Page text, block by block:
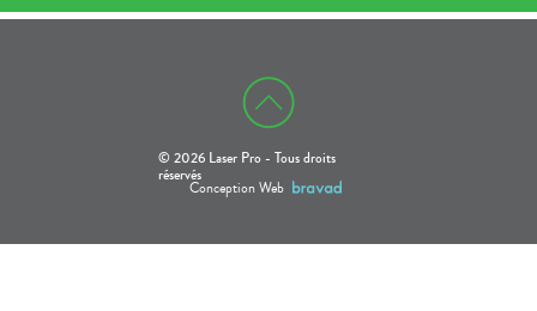
© 2026 Laser Pro - Tous droits
réservés
Conception Web